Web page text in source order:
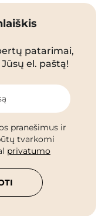
patarimai,
el. paštą!
pranešimus ir
tvarkomi
privatumo